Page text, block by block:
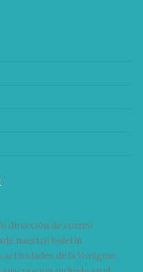
dirección de correo
nuestro boletín
de la Vorágine.